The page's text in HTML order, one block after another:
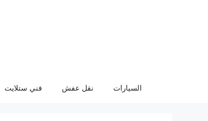
السيارات نقل عفش فني ستلايت